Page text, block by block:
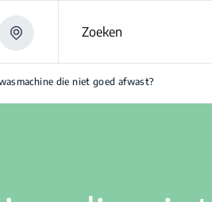
Zoeken
die niet goed afwast?